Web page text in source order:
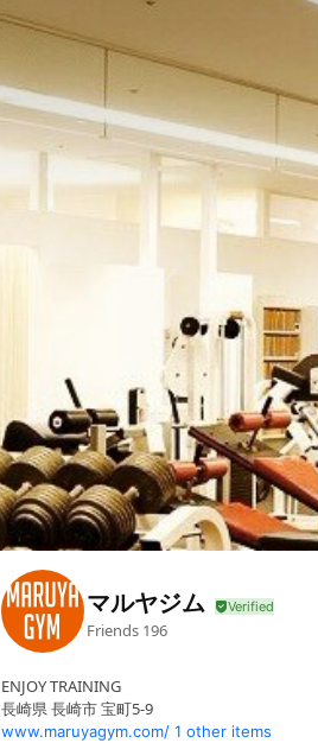
マルヤジム
Friends 196
ENJOY TRAINING
長崎県 長崎市 宝町5-9
www.maruyagym.com/ 1 other items